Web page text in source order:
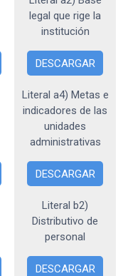
legal que rige la
institución
DESCARGAR
Literal a4) Metas e
indicadores de las
unidades
administrativas
DESCARGAR
Literal b2)
Distributivo de
personal
DESCARGAR